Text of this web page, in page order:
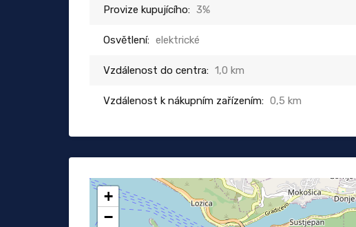
Provize kupujícího: 3%
Osvětlení: elektrické
Vzdálenost do centra: 1,0 km
Vzdálenost k nákupním zařízením: 0,5 km
+
−